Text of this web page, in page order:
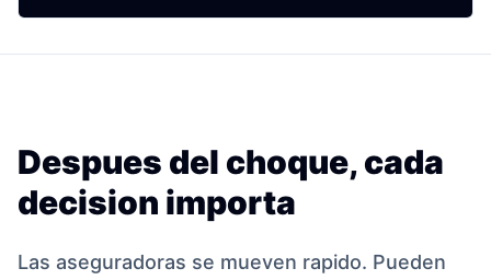
Despues del choque, cada
decision importa
Las aseguradoras se mueven rapido. Pueden